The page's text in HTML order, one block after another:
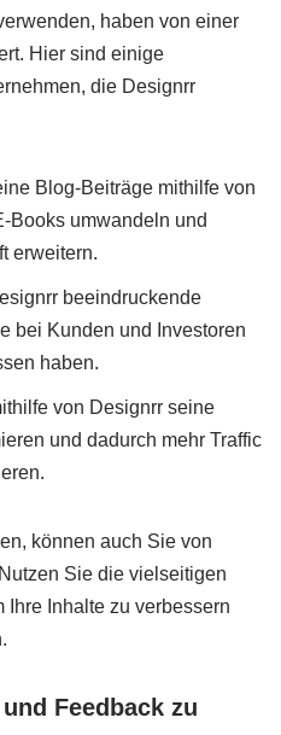
haben von einer
Hier sind einige
die Designrr
Blog-Beiträge mithilfe von
Books umwandeln und
erweitern.
beeindruckende
bei Kunden und Investoren
haben.
von Designrr seine
und dadurch mehr Traffic
können auch Sie von
Sie die vielseitigen
Ihre Inhalte zu verbessern
Feedback zu